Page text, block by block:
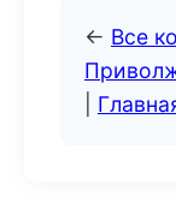
← Все